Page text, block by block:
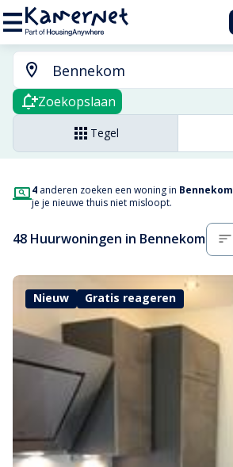
Zoekopslaan
Tegel
4 anderen zoeken een woning in Bennekom
je je nieuwe thuis niet misloopt.
48 Huurwoningen in Bennekom
Nieuw Gratis reageren